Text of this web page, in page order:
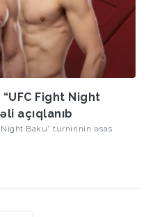
Fight Night
açıqlanıb
Baku” turnirinin əsas